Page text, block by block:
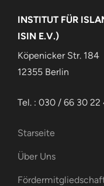
INSTITUT FÜR
ISIN E.V.)
Köpenicker Str. 184
12355 Berlin
Tel. : 030 / 66 30 22
Starseite
Über Uns